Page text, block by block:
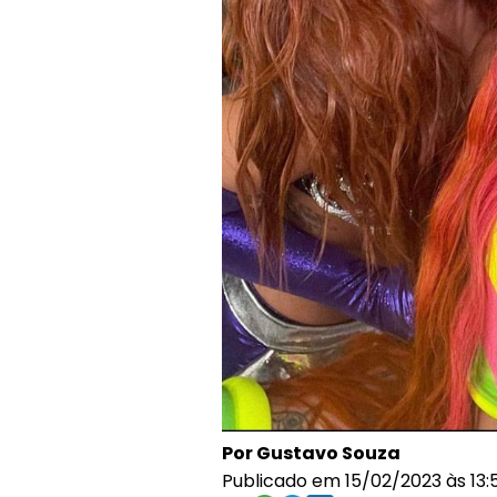
Por Gustavo Souza
Publicado em 15/02/2023 às